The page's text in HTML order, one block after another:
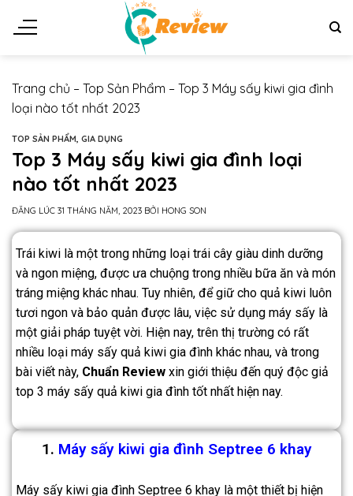
Trang chủ – Top Sản Phẩm – Top 3 Máy sấy kiwi gia đình
loại nào tốt nhất 2023
TOP SẢN PHẨM GIA DỤNG
Top 3 Máy sấy kiwi gia đình loại
nào tốt nhất 2023
ĐĂNG LÚC 31 THÁNG NĂM, 2023 BỞI HONG SON
Trái kiwi là một trong những loại trái cây giàu dinh dưỡng
và ngon miệng, được ưa chuộng trong nhiều bữa ăn và món
tráng miệng khác nhau. Tuy nhiên, để giữ cho quả kiwi luôn
tươi ngon và bảo quản được lâu, việc sử dụng máy sấy là
một giải pháp tuyệt vời. Hiện nay, trên thị trường có rất
nhiều loại máy sấy quả kiwi gia đình khác nhau, và trong
bài viết này, Chuẩn Review xin giới thiệu đến quý độc giả
top 3 máy sấy quả kiwi gia đình tốt nhất hiện nay.
1. Máy sấy kiwi gia đình Septree 6 khay
Máy sấy kiwi gia đình Septree 6 khay là một thiết bị hiện